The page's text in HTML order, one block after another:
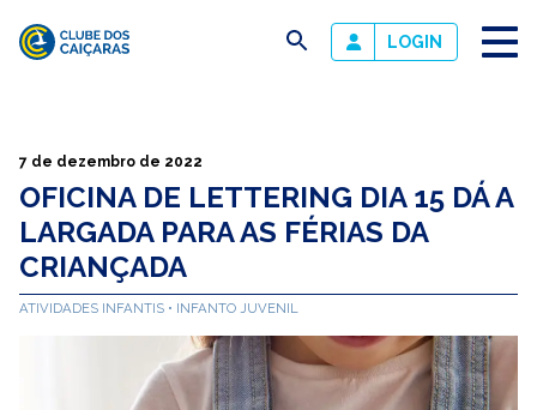
Caiçaras
busca LOGIN
7 de dezembro de 2022
OFICINA DE LETTERING DIA 15 DÁ A
LARGADA PARA AS FÉRIAS DA
CRIANÇADA
ATIVIDADES INFANTIS INFANTO JUVENIL